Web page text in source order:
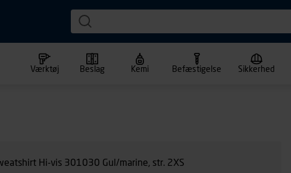
Værktøj Beslag Kemi Befæstigelse Sikkerhed